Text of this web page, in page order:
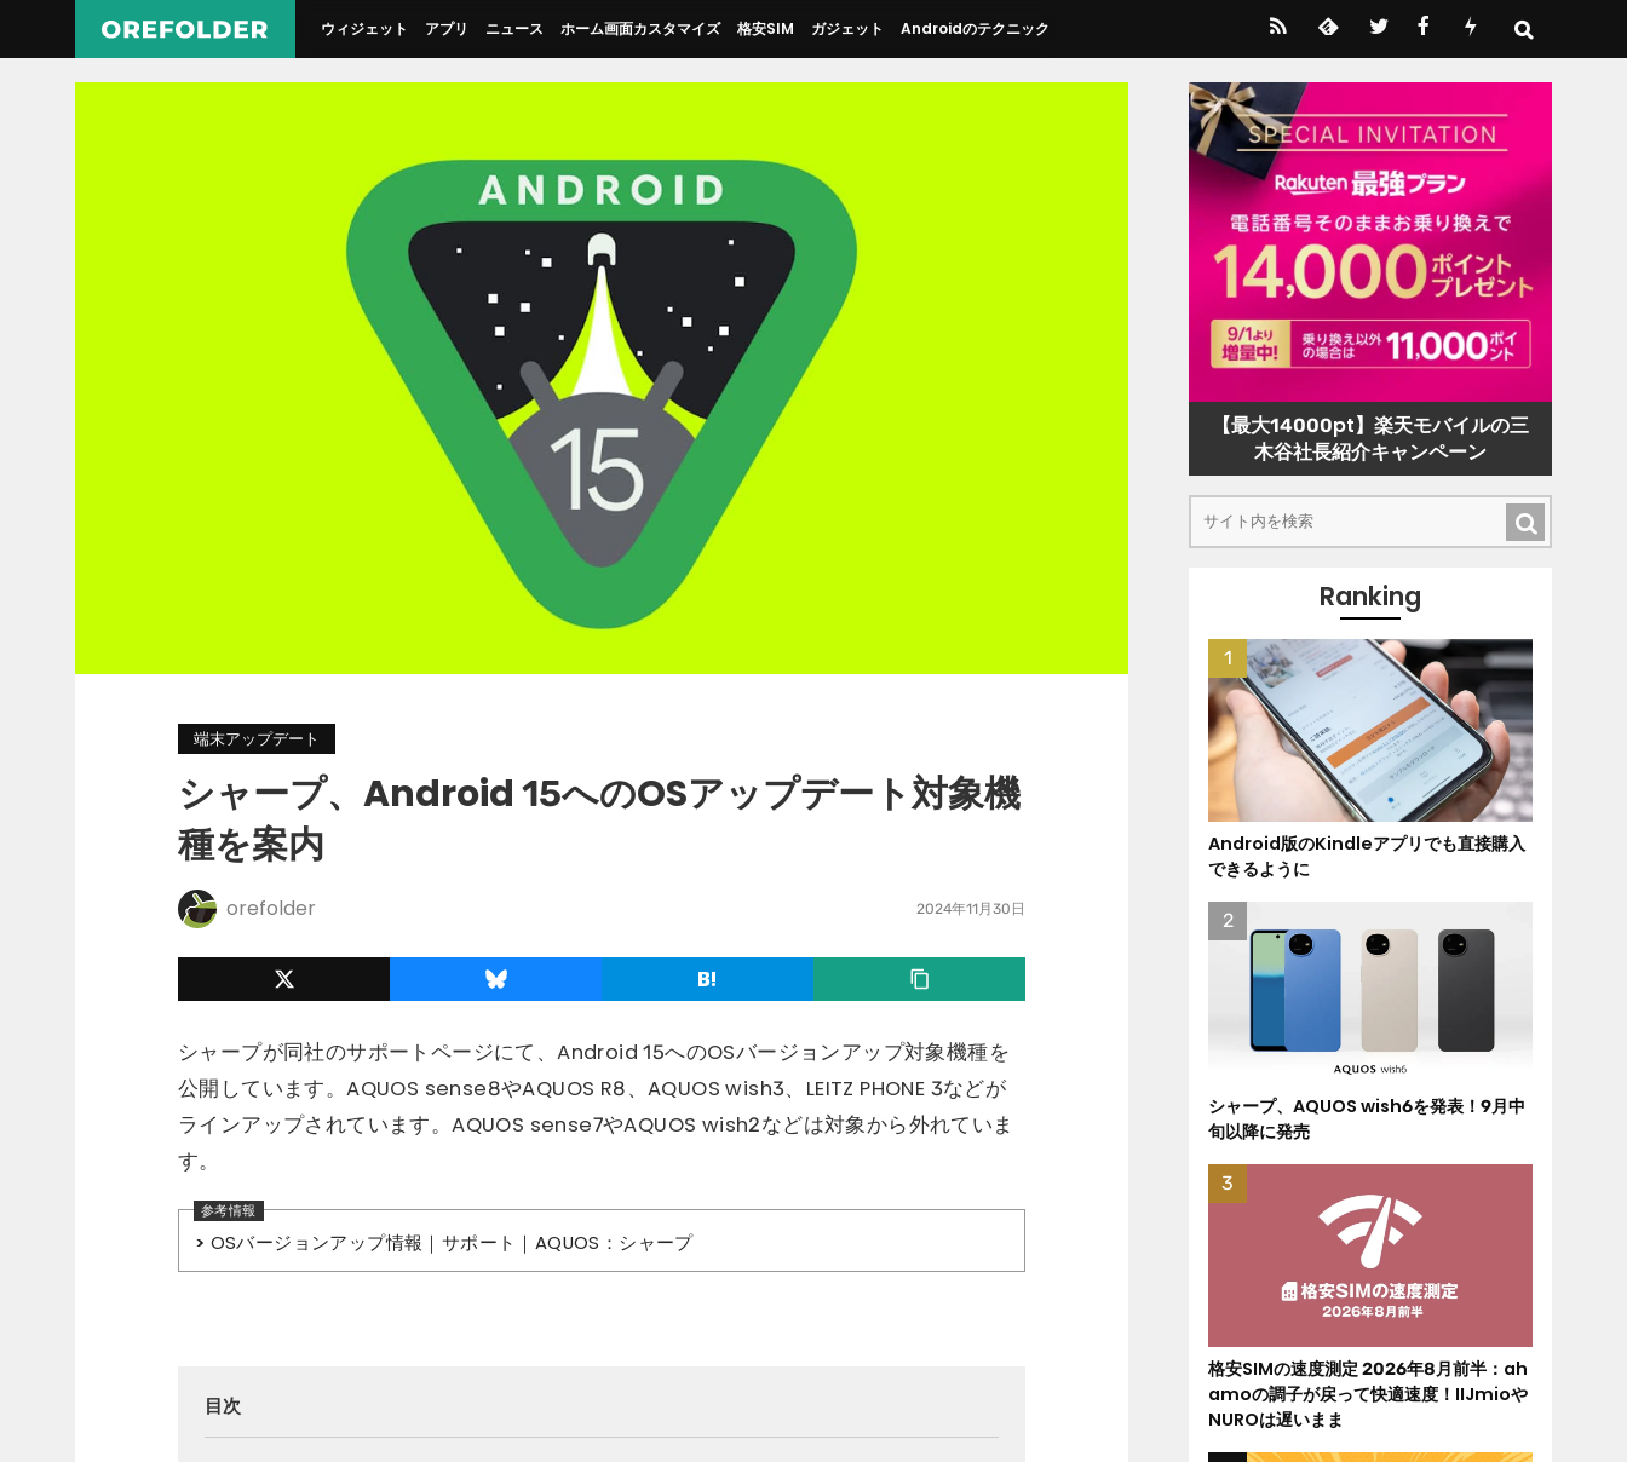
ウィジェット アプリ ニュース ホーム画面カスタマイズ 格安SIM ガジェット Androidのテクニック
端末アップデート
シャープ、Android 15へのOSアップデート対象機
種を案内
orefolder 2024年11月30日
シャープが同社のサポートページにて、Android 15へのOSバージョンアップ対象機種を
公開しています。AQUOS sense8やAQUOS R8、AQUOS wish3、LEITZ PHONE 3などが
ラインアップされています。AQUOS sense7やAQUOS wish2などは対象から外れていま
す。
OSバージョンアップ情報｜サポート｜AQUOS：シャープ
目次
【最大14000pt】楽天モバイルの三
木谷社長紹介キャンペーン
Ranking
Android版のKindleアプリでも直接購入
できるように
シャープ、AQUOS wish6を発表！9月中
旬以降に発売
格安SIMの速度測定 2026年8月前半：ah
amoの調子が戻って快適速度！IIJmioや
NUROは遅いまま